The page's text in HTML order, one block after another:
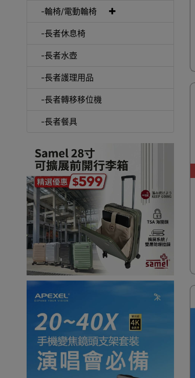
-輪椅/電動輪椅
-長者休息椅
-長者水壺
-長者護理用品
-長者轉移移位機
-長者餐具